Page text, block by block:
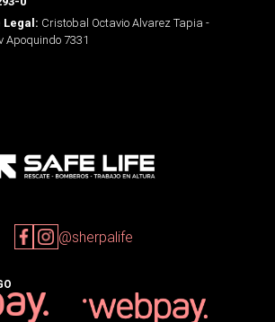
Legal: Cristobal Octavio Alvarez Tapia -
Apoquindo 7331
@sherpalife